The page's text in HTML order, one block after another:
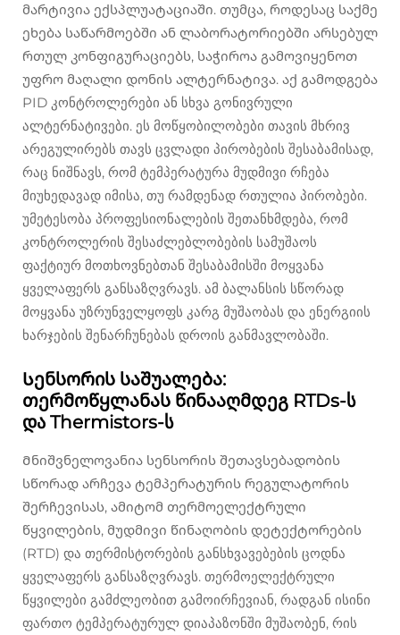
მარტივია ექსპლუატაციაში. თუმცა, როდესაც საქმე
ეხება საწარმოებში ან ლაბორატორიებში არსებულ
რთულ კონფიგურაციებს, საჭიროა გამოვიყენოთ
უფრო მაღალი დონის ალტერნატივა. აქ გამოდგება
PID კონტროლერები ან სხვა გონივრული
ალტერნატივები. ეს მოწყობილობები თავის მხრივ
არეგულირებს თავს ცვლადი პირობების შესაბამისად,
რაც ნიშნავს, რომ ტემპერატურა მუდმივი რჩება
მიუხედავად იმისა, თუ რამდენად რთულია პირობები.
უმეტესობა პროფესიონალების შეთანხმდება, რომ
კონტროლერის შესაძლებლობების სამუშაოს
ფაქტიურ მოთხოვნებთან შესაბამისში მოყვანა
ყველაფერს განსაზღვრავს. ამ ბალანსის სწორად
მოყვანა უზრუნველყოფს კარგ მუშაობას და ენერგიის
ხარჯების შენარჩუნებას დროის განმავლობაში.
Სენსორის საშუალება:
თერმოწყლანას წინააღმდეგ RTDs-ს
და Thermistors-ს
Მნიშვნელოვანია სენსორის შეთავსებადობის
სწორად არჩევა ტემპერატურის რეგულატორის
შერჩევისას, ამიტომ თერმოელექტრული
წყვილების, მუდმივი წინაღობის დეტექტორების
(RTD) და თერმისტორების განსხვავებების ცოდნა
ყველაფერს განსაზღვრავს. თერმოელექტრული
წყვილები გამძლეობით გამოირჩევიან, რადგან ისინი
ფართო ტემპერატურულ დიაპაზონში მუშაობენ, რის